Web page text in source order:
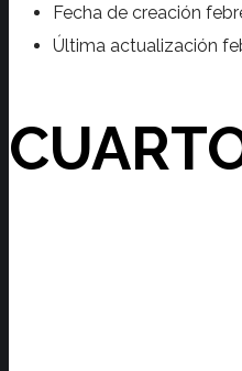
Fecha de creación
Última actualización